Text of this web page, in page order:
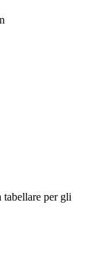
per gli